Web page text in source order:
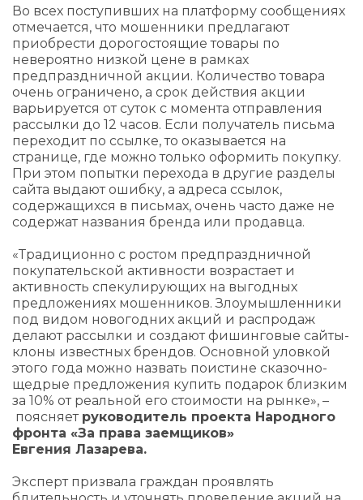
Во всех поступивших на платформу сообщениях
отмечается, что мошенники предлагают
приобрести дорогостоящие товары по
невероятно низкой цене в рамках
предпраздничной акции. Количество товара
очень ограничено, а срок действия акции
варьируется от суток с момента отправления
рассылки до 12 часов. Если получатель письма
переходит по ссылке, то оказывается на
странице, где можно только оформить покупку.
При этом попытки перехода в другие разделы
сайта выдают ошибку, а адреса ссылок,
содержащихся в письмах, очень часто даже не
содержат названия бренда или продавца.
«Традиционно с ростом предпраздничной
покупательской активности возрастает и
активность спекулирующих на выгодных
предложениях мошенников. Злоумышленники
под видом новогодних акций и распродаж
делают рассылки и создают фишинговые сайты-
клоны известных брендов. Основной уловкой
этого года можно назвать поистине сказочно-
щедрые предложения купить подарок близким
за 10% от реальной его стоимости на рынке», –
поясняет руководитель проекта Народного
фронта «За права заемщиков»
Евгения Лазарева.
Эксперт призвала граждан проявлять